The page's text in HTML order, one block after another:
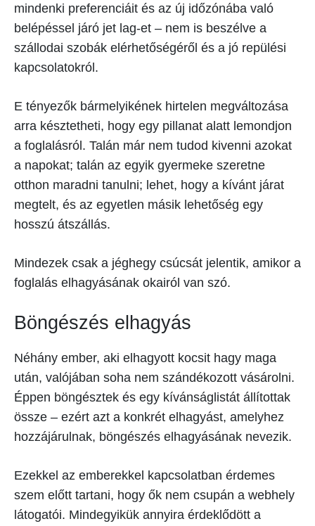
mindenki preferenciáit és az új időzónába való
belépéssel járó jet lag-et – nem is beszélve a
szállodai szobák elérhetőségéről és a jó repülési
kapcsolatokról.
E tényezők bármelyikének hirtelen megváltozása
arra késztetheti, hogy egy pillanat alatt lemondjon
a foglalásról. Talán már nem tudod kivenni azokat
a napokat; talán az egyik gyermeke szeretne
otthon maradni tanulni; lehet, hogy a kívánt járat
megtelt, és az egyetlen másik lehetőség egy
hosszú átszállás.
Mindezek csak a jéghegy csúcsát jelentik, amikor a
foglalás elhagyásának okairól van szó.
Böngészés elhagyás
Néhány ember, aki elhagyott kocsit hagy maga
után, valójában soha nem szándékozott vásárolni.
Éppen böngésztek és egy kívánságlistát állítottak
össze – ezért azt a konkrét elhagyást, amelyhez
hozzájárulnak, böngészés elhagyásának nevezik.
Ezekkel az emberekkel kapcsolatban érdemes
szem előtt tartani, hogy ők nem csupán a webhely
látogatói. Mindegyikük annyira érdeklődött a